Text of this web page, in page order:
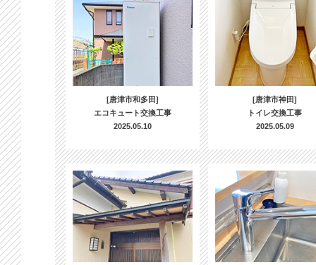
[唐津市和多田]
エコキュート交換工事
2025.05.10
[唐津市神田]
トイレ交換工事
2025.05.09